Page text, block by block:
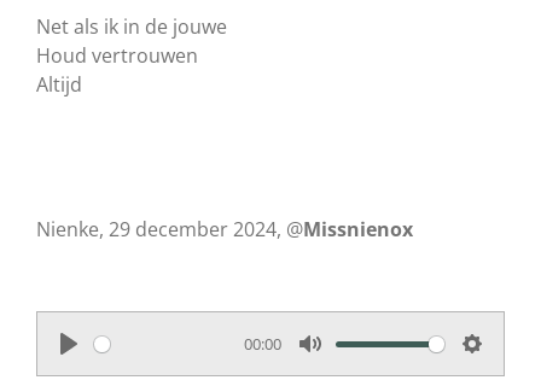
Net als ik in de jouwe
Houd vertrouwen
Altijd
Nienke, 29 december 2024, @Missnienox
P
00:00
M
S